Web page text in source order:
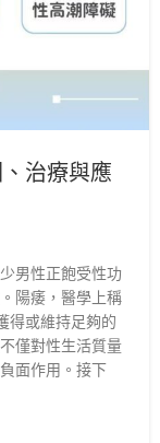
治療與應
男性正飽受性功
陽痿，醫學上稱
得或維持足夠的
僅對性生活質量
面作用。接下